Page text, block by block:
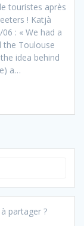
touristes après
! Katjà
: « We had a
the Toulouse
idea behind
a…
partager ?